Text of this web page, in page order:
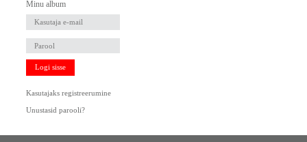
Minu album
Logi sisse
Kasutajaks registreerumine
Unustasid parooli?